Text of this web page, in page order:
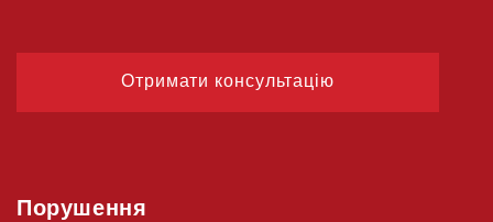
Отримати консультацію
Порушення